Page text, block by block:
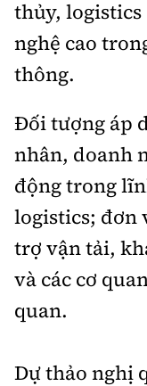
thủy,
nghệ cao
thông.
Đối tượng áp
nhân, doanh
động trong
logistics; đơn
trợ vận tải,
và các cơ
quan.
Dự thảo nghị